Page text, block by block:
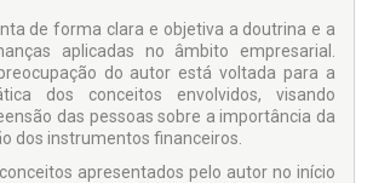
de forma clara e objetiva a doutrina e a
aplicadas no âmbito empresarial.
do autor está voltada para a
dos conceitos envolvidos, visando
das pessoas sobre a importância da
dos instru­mentos financeiros.
apresentados pelo au­tor no início